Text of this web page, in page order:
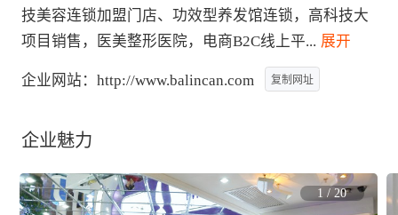
技美容连锁加盟门店、功效型养发馆连锁，高科技大
项目销售，医美整形医院，电商B2C线上平... 展开
企业网站： http://www.balincan.com 复制网址
企业魅力
1 /20